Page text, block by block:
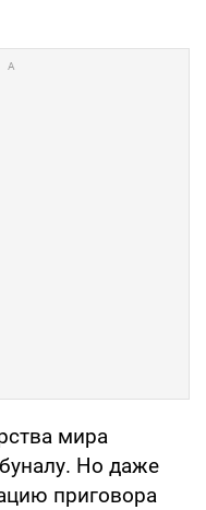
мира
Но даже
приговора